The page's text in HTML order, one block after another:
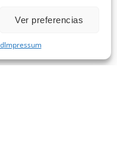
Ver preferencias
Impressum